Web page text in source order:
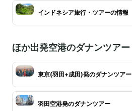
インドネシア旅行・ツアーの情報
ほか出発空港のダナンツアー
東京(羽田+成田)発のダナンツアー
羽田空港発のダナンツアー